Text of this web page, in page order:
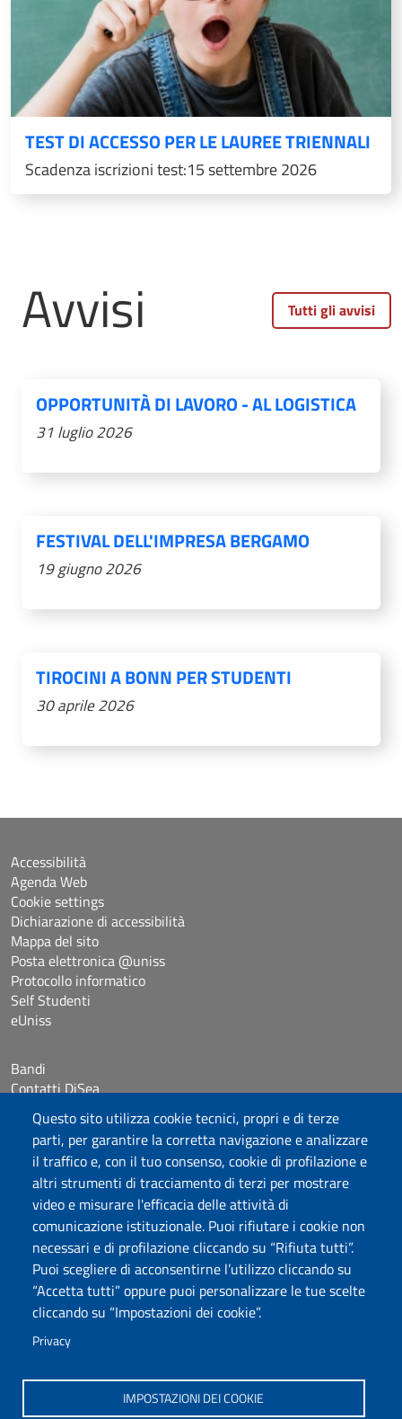
Questo sito utilizza cookie tecnici, propri e di terze
parti, per garantire la corretta navigazione e analizzare
il traffico e, con il tuo consenso, cookie di profilazione e
altri strumenti di tracciamento di terzi per mostrare
video e misurare l'efficacia delle attività di
comunicazione istituzionale. Puoi rifiutare i cookie non
necessari e di profilazione cliccando su “Rifiuta tutti”.
Puoi scegliere di acconsentirne l’utilizzo cliccando su
“Accetta tutti” oppure puoi personalizzare le tue scelte
cliccando su “Impostazioni dei cookie”.
Privacy
IMPOSTAZIONI DEI COOKIE
TEST DI ACCESSO PER LE LAUREE TRIENNALI
Scadenza iscrizioni test:15 settembre 2026
Avvisi
OPPORTUNITÀ DI LAVORO - AL LOGISTICA
31 luglio 2026
FESTIVAL DELL'IMPRESA BERGAMO
19 giugno 2026
TIROCINI A BONN PER STUDENTI
30 aprile 2026
Tutti gli avvisi
Università degli Studi di Sassari
Dipartimento di Scienze Economiche e Aziendali
Via Muroni 25, 07100 Sassari
Tel: +39 079 213001
Fax: +39 079 213002
E-mail: disea@uniss.it
Coordinate GPS
Accessibilità
Agenda Web
Cookie settings
Dichiarazione di accessibilità
Mappa del sito
Posta elettronica @uniss
Protocollo informatico
Self Studenti
eUniss
Bandi
Contatti DiSea
Occupazione giornaliera aule
Prenotazione Sala riunioni
Seguici su